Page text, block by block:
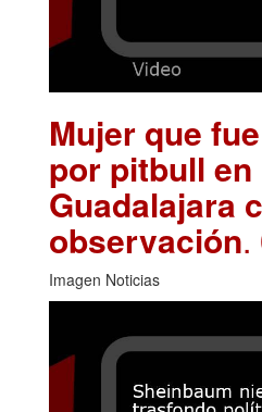
Mujer que
por pitbull en
Guadalajara
observación.
Imagen Noticias